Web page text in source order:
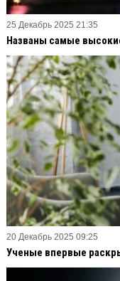
25 Декабрь 2025 21:35
Названы самые
20 Декабрь 2025 09:25
Ученые впервые